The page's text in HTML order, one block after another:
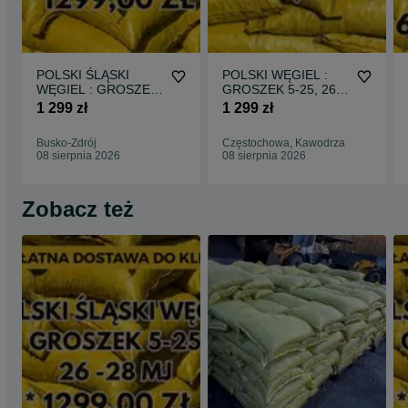
POLSKI ŚLĄSKI
WĘGIEL : GROSZEK
5-25, 26-28MJ -
Transport Gratis !
1 299 zł
Busko-Zdrój
08 sierpnia 2026
POLSKI WĘGIEL :
GROSZEK 5-25, 26-
28MJ - Transport
Gratis !
1 299 zł
Częstochowa, Kawodrza
08 sierpnia 2026
Zobacz też